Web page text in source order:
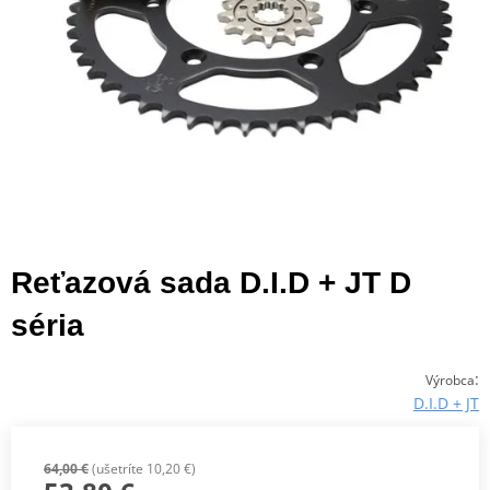
Reťazová sada D.I.D + JT D
séria
Výrobca:
D.I.D + JT
64,00 €(ušetríte 10,20 €)